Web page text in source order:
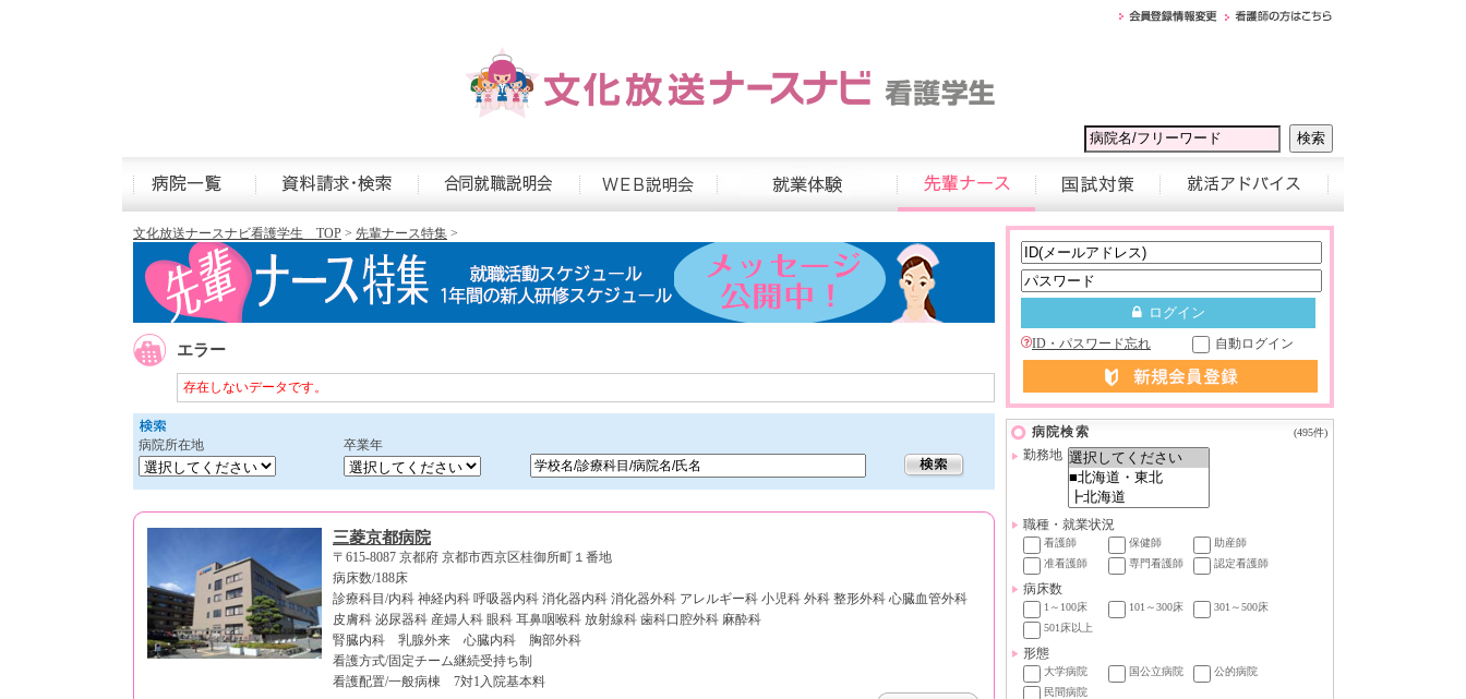
文化放送ナースナビ看護学生 TOP > 先輩ナース特集 >
エラー
存在しないデータです。
病院所在地 卒業年
三菱京都病院
〒615-8087 京都府 京都市西京区桂御所町１番地
病床数/188床
診療科目/内科 神経内科 呼吸器内科 消化器内科 消化器外科 アレルギー科 小児科 外科 整形外科 心臓血管外科
皮膚科 泌尿器科 産婦人科 眼科 耳鼻咽喉科 放射線科 歯科口腔外科 麻酔科
腎臓内科 乳腺外来 心臓内科 胸部外科
看護方式/固定チーム継続受持ち制
看護配置/一般病棟 7対1入院基本料
ID・パスワード忘れ 自動ログイン
病院検索 (495件)
勤務地
職種・就業状況
看護師 保健師
助産師
准看護師
専門看護師 認定看護師
病床数
1～100床 101～300床
301～500床
501床以上
形態
大学病院 国公立病院
公的病院
民間病院